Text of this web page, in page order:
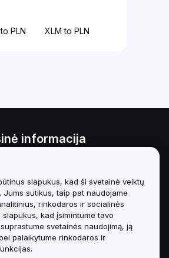
PLN XLM to PLN
informacija
ir administravimo
santrauka
Asset White Papers
slapukus, kad ši svetainė veiktų
Jums sutikus, taip pat naudojame
rinkodaros ir socialinės
slapukus, kad įsimintume tavo
svetainės naudojimą, ją
palaikytume rinkodaros ir